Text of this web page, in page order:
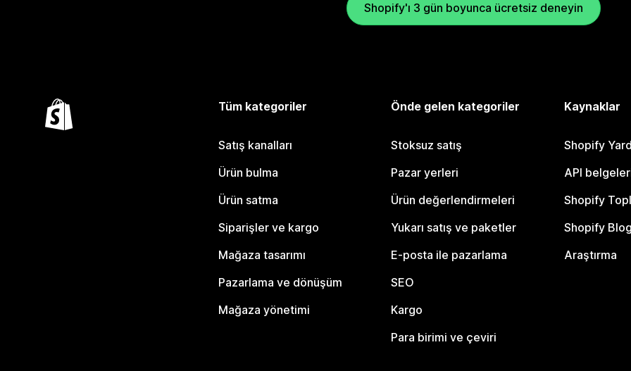
Shopify'ı 3 gün boyunca ücretsiz deneyin
Tüm kategoriler
Satış kanalları
Ürün bulma
Ürün satma
Siparişler ve kargo
Mağaza tasarımı
Pazarlama ve dönüşüm
Mağaza yönetimi
Önde gelen kategoriler
Stoksuz satış
Pazar yerleri
Ürün değerlendirmeleri
Yukarı satış ve paketler
E-posta ile pazarlama
SEO
Kargo
Para birimi ve çeviri
Kaynaklar
Shopify
API
Shopify
Shopify
Araştırma